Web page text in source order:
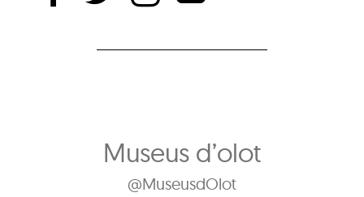
Museus d’olot
@MuseusdOlot